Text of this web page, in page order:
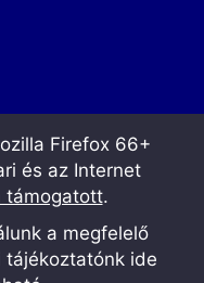
Firefox 66+
és az Internet
támogatott.
a megfelelő
tájékoztatónk ide